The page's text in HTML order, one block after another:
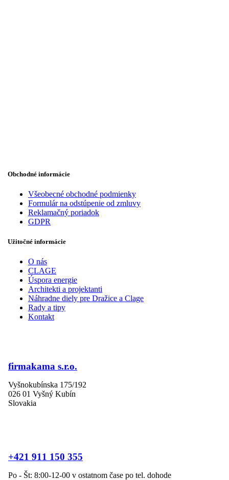
Obchodné informácie
Všeobecné obchodné podmienky
Formulár na odstúpenie od zmluvy
Reklamačný poriadok
GDPR
Užitočné informácie
O nás
CLAGE
Úspora energie
Architekti a projektanti
Náhradne diely pre Dražice a Clage
Rady a tipy
Kontakt
firmakama s.r.o.
Vyšnokubínska 175/192
026 01 Vyšný Kubín
Slovakia
+421 911 150 355
Po - Št: 8:00-12-00 v ostatnom čase po tel. dohode